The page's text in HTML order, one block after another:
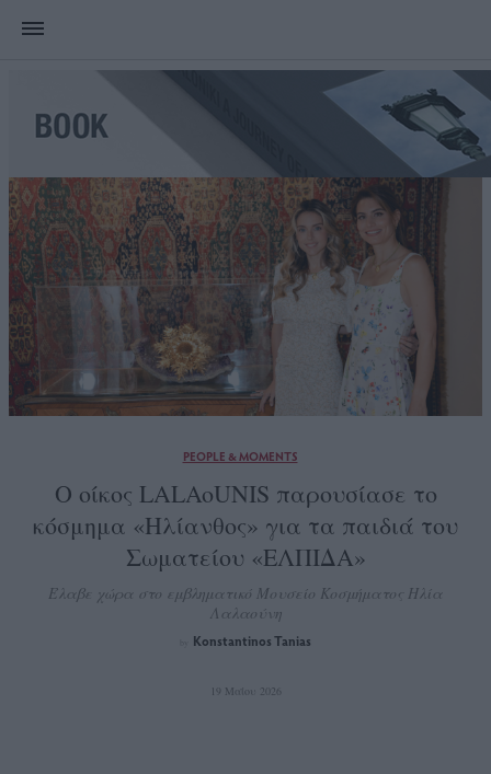
PEOPLE & MOMENTS
Ο οίκος LALAoUNIS παρουσίασε το
κόσμημα «Ηλίανθος» για τα παιδιά του
Σωματείου «ΕΛΠΙΔΑ»
Έλαβε χώρα στο εμβληματικό Μουσείο Κοσμήματος Ηλία
Λαλαούνη
Konstantinos Tanias
19 Μαΐου 2026